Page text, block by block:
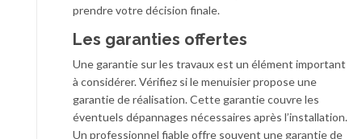
prendre votre décision finale.
Les garanties offertes
Une garantie sur les travaux est un élément important
à considérer. Vérifiez si le menuisier propose une
garantie de réalisation. Cette garantie couvre les
éventuels dépannages nécessaires après l’installation.
Un professionnel fiable offre souvent une garantie de